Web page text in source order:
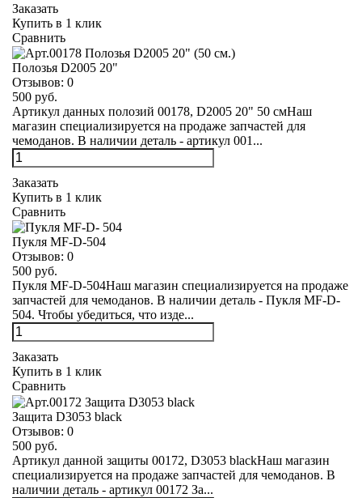
Заказать
Купить в 1 клик
Сравнить
Полозья D2005 20"
Отзывов: 0
500 руб.
Артикул данных полозий 00178, D2005 20" 50 смНаш
магазин специализируется на продаже запчастей для
чемоданов. В наличии деталь - артикул 001...
Заказать
Купить в 1 клик
Сравнить
Пукля MF-D-504
Отзывов: 0
500 руб.
Пукля MF-D-504Наш магазин специализируется на продаже
запчастей для чемоданов. В наличии деталь - Пукля MF-D-
504. Чтобы убедиться, что изде...
Заказать
Купить в 1 клик
Сравнить
Защита D3053 black
Отзывов: 0
500 руб.
Артикул данной защиты 00172, D3053 blackНаш магазин
специализируется на продаже запчастей для чемоданов. В
наличии деталь - артикул 00172 За...